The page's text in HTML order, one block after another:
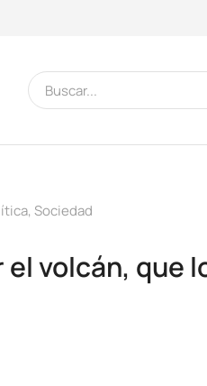
, Sociedad
volcán, que